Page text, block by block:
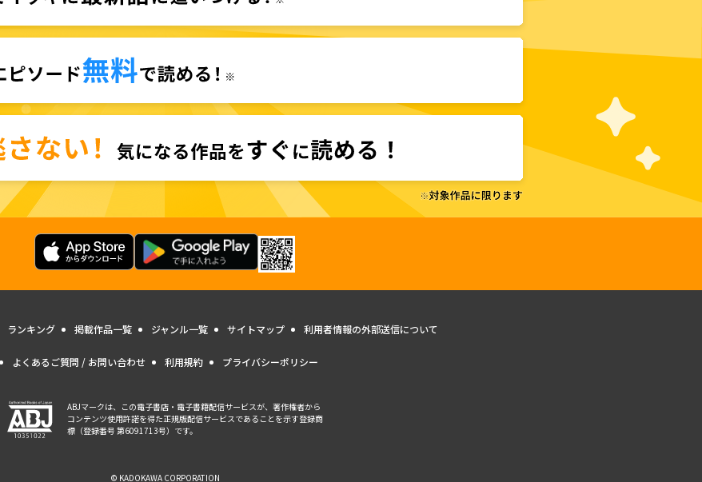
ランキング 掲載作品一覧 ジャンル一覧 サイトマップ 利用者情報の外部送信について
よくあるご質問 / お問い合わせ 利用規約 プライバシーポリシー
ABJマークは、この電子書店・電子書籍配信サービスが、著作権者から
コンテンツ使用許諾を得た正規版配信サービスであることを示す登録商
標（登録番号 第6091713号）です。
© KADOKAWA CORPORATION